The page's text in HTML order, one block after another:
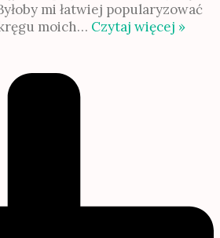
mi łatwiej popularyzować
moich… Czytaj więcej »